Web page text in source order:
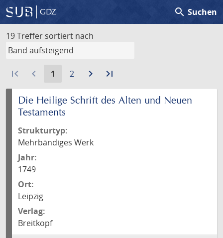
GDZ search Suchen
19 Treffer sortiert nach
first_page navigate_before
Aktuelle
1
Gehe
Seite
2 navigate_next
Zur
Seite
last_page
Seite
Die Heilige Schrift des Alten und Neuen
Testaments
Strukturtyp:
Mehrbändiges Werk
Jahr:
1749
Ort:
Leipzig
Verlag:
Breitkopf